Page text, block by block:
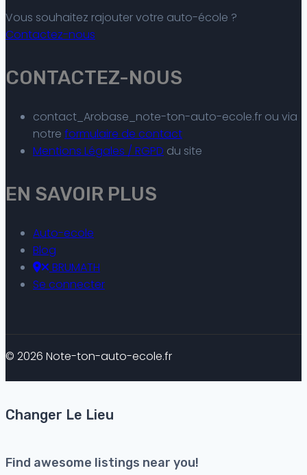
Vous souhaitez rajouter votre auto-école ?
Contactez-nous
CONTACTEZ-NOUS
contact_Arobase_note-ton-auto-ecole.fr ou via
notre formulaire de contact
Mentions Légales / RGPD du site
EN SAVOIR PLUS
Auto-ecole
Blog
BRUMATH
Se connecter
© 2026 Note-ton-auto-ecole.fr
Changer Le Lieu
Find awesome listings near you!